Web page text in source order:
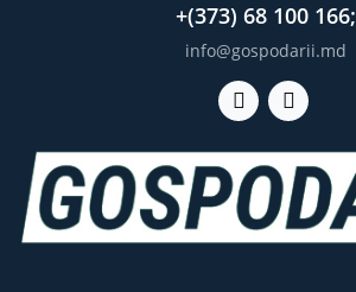
+(373) 68 100 166;
info@gospodarii.md